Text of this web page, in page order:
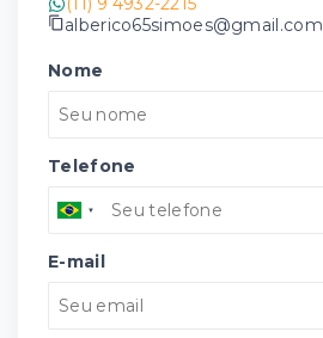
alberico65simoes@gmail.com
Nome
Telefone
E-mail